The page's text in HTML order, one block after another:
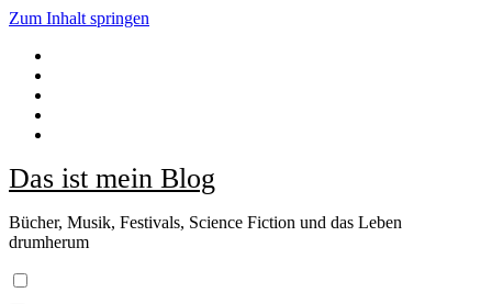
Zum Inhalt springen
Das ist mein Blog
Bücher, Musik, Festivals, Science Fiction und das Leben
drumherum